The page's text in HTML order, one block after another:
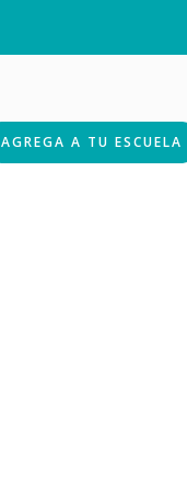
AGREGA A TU ESCUELA